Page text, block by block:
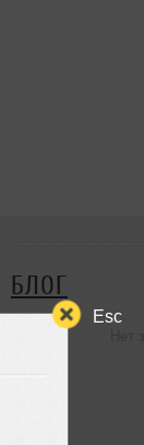
Esc
БЛОГ